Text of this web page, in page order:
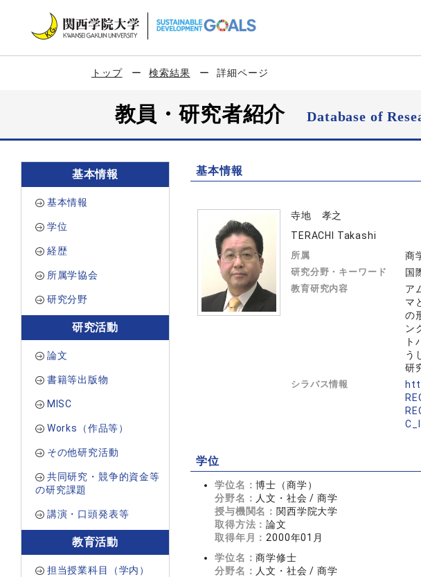
トップ 検索結果 詳細ページ
教員・研究者紹介Database of
基本情報
基本情報
学位
経歴
所属学協会
研究分野
研究活動
論文
書籍等出版物
MISC
Works（作品等）
その他研究活動
共同研究・競争的資金等
の研究課題
講演・口頭発表等
教育活動
担当授業科目（学内）
基本情報
寺地 孝之
TERACHI Takashi
所属 商
研究分野・キーワード 国
教育研究内容
ア
マ
の
ン
ト
う
研
シラバス情報
学位
学位名：博士（商学）
分野名： 人文・社会 / 商学
授与機関名： 関西学院大学
取得方法：論文
取得年月： 2000年01月
学位名：商学修士
分野名： 人文・社会 / 商学